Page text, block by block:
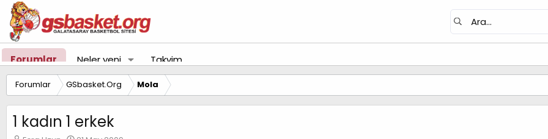
Forumlar Neler yeni Takvim
Forumlar GSbasket.Org Mola
1 kadın 1 erkek